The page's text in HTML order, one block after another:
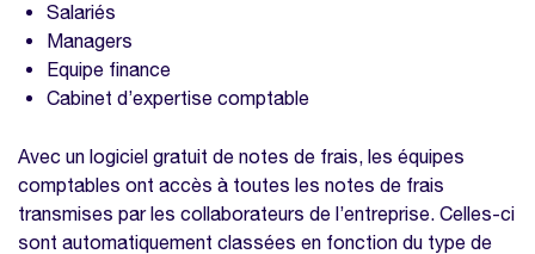
Salariés
Managers
Equipe finance
Cabinet d’expertise comptable
Avec un logiciel gratuit de notes de frais, les équipes
comptables ont accès à toutes les notes de frais
transmises par les collaborateurs de l’entreprise. Celles-ci
sont automatiquement classées en fonction du type de